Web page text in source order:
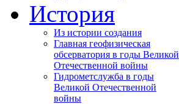
История
Из истории создания
Главная геофизическая
обсерватория в годы Великой
Отечественной войны
Гидрометслужба в годы
Великой Отечественной
войны